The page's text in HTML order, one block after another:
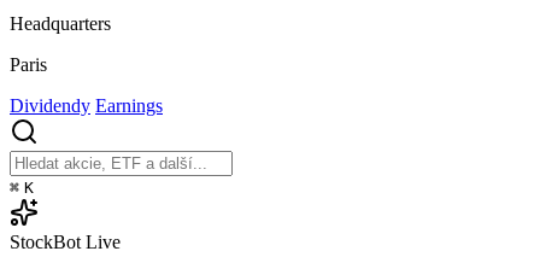
Headquarters
Paris
Dividendy Earnings
⌘ K
StockBot Live